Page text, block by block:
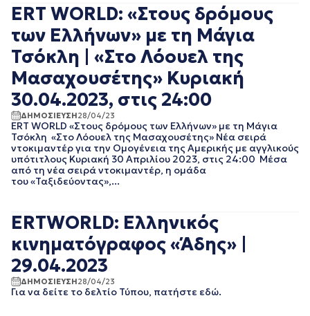
ΙΟΥΛΙΟΣ 2022
ΙΟΥΝΙΟΣ 2022
ΜΑΙΟΣ 2022
ΑΠΡΙΛΙΟΣ 2022
ΜΑΡΤΙΟΣ 2022
ΦΕΒΡΟΥΑΡΙΟΣ 2022
ΙΑΝΟΥΑΡΙΟΣ 2022
ΔΕΚΕΜΒΡΙΟΣ 2021
ΝΟΕΜΒΡΙΟΣ 2021
ΟΚΤΩΒΡΙΟΣ 2021
ΣΕΠΤΕΜΒΡΙΟΣ 2021
ΑΥΓΟΥΣΤΟΣ 2021
ΑΠΡΙΛΙΟΣ 2021
ΦΕΒΡΟΥΑΡΙΟΣ 2021
ΝΟΕΜΒΡΙΟΣ 2020
ERT WORLD: «Στους δρόμους
των Ελλήνων» με τη Μάγια
Τσόκλη | «Στο Λόουελ της
Μασαχουσέτης» Κυριακή
30.04.2023, στις 24:00
ΔΗΜΟΣΙΕΥΣΗ28/04/23
ERT WORLD «Στους δρόμους των Ελλήνων» με τη Μάγια
Τσόκλη «Στο Λόουελ της Μασαχουσέτης» Νέα σειρά
ντοκιμαντέρ για την Ομογένεια της Αμερικής με αγγλικούς
υπότιτλους Κυριακή 30 Απριλίου 2023, στις 24:00 Μέσα
από τη νέα σειρά ντοκιμαντέρ, η ομάδα
του «Ταξιδεύοντας»,...
ERTWORLD: Ελληνικός
κινηματόγραφος «Άδης» |
29.04.2023
ΔΗΜΟΣΙΕΥΣΗ28/04/23
Για να δείτε το δελτίο Τύπου, πατήστε εδώ.